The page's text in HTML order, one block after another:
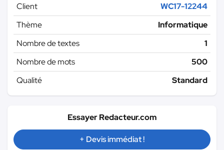
Client
WC17-12244
Thème
Informatique
Nombre de textes
1
Nombre de mots
500
Qualité
Standard
Essayer Redacteur.com
+ Devis immédiat !